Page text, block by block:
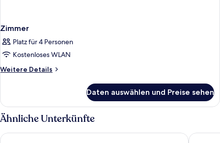
Zimmer
Platz für 4 Personen
Kostenloses WLAN
Weitere Details
Weitere
Daten auswählen und Preise sehen
Ähnliche Unterkünfte
Ramada by Wyndham Miami Springs/Miami International
La